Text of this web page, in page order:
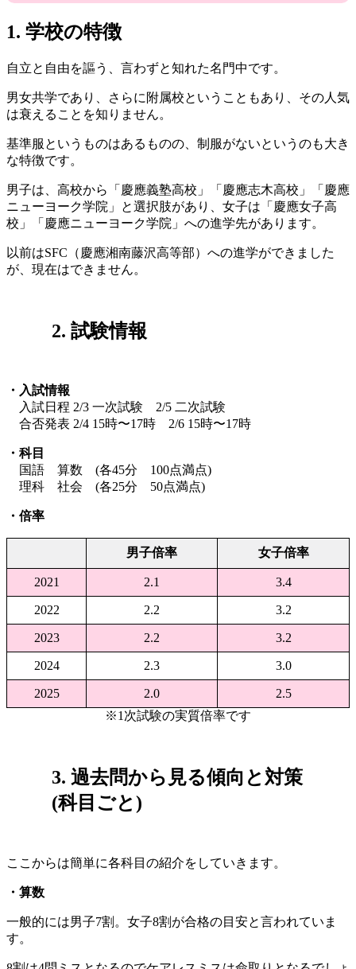
1. 学校の特徴
自立と自由を謳う、言わずと知れた名門中です。
男女共学であり、さらに附属校ということもあり、その人気
は衰えることを知りません。
基準服というものはあるものの、制服がないというのも大き
な特徴です。
男子は、高校から「慶應義塾高校」「慶應志木高校」「慶應
ニューヨーク学院」と選択肢があり、女子は「慶應女子高
校」「慶應ニューヨーク学院」への進学先があります。
以前はSFC（慶應湘南藤沢高等部）への進学ができました
が、現在はできません。
2. 試験情報
・入試情報
入試日程 2/3 一次試験 2/5 二次試験
合否発表 2/4 15時〜17時 2/6 15時〜17時
・科目
国語 算数 (各45分 100点満点)
理科 社会 (各25分 50点満点)
・倍率
男子倍率 女子倍率
2021 2.1 3.4
2022 2.2 3.2
2023 2.2 3.2
2024 2.3 3.0
2025 2.0
2.5
※1次試験の実質倍率です
3. 過去問から見る傾向と対策
(科目ごと)
ここからは簡単に各科目の紹介をしていきます。
・算数
一般的には男子7割。女子8割が合格の目安と言われていま
す。